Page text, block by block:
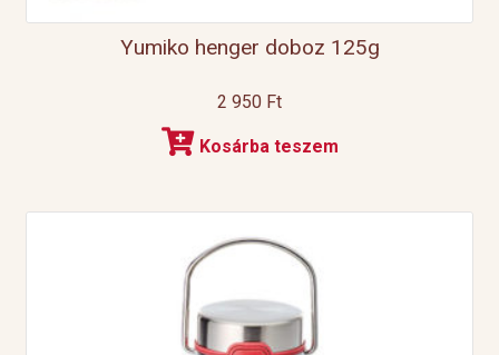
Yumiko henger doboz 125g
2 950 Ft
Kosárba teszem